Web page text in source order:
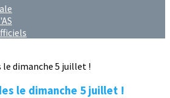
le dimanche 5 juillet !